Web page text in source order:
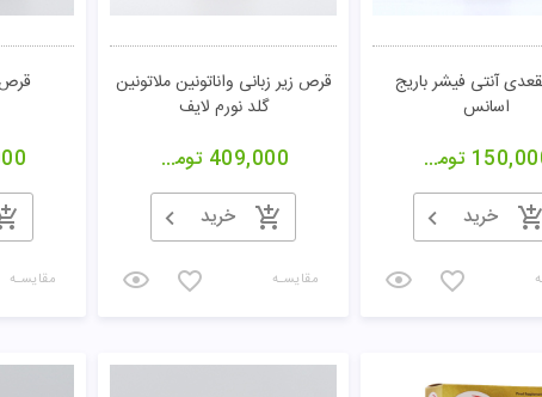
آنتی فیشر باریج
اسانس
تومان
خرید
قرص زیر زبانی واناتونین ملاتونین
گلد نورم لایف
409,000 تومان
خرید
مقایسـه مقایسـه